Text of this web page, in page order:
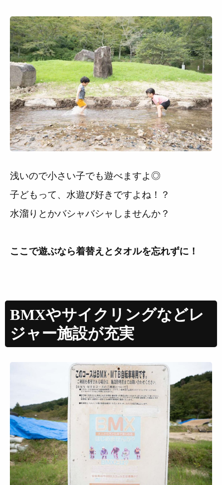
浅いので小さい子でも遊べますよ◎
子どもって、水遊び好きですよね！？
水溜りとかバシャバシャしませんか？
ここで遊ぶなら着替えとタオルを忘れずに！
BMXやサイクリングなどレ
ジャー施設が充実